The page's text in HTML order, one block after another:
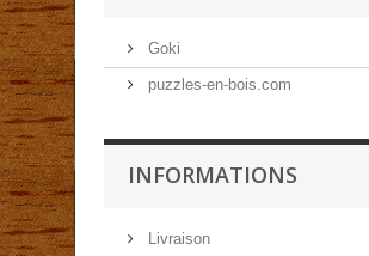
Goki
puzzles-en-bois.com
INFORMATIONS
Livraison